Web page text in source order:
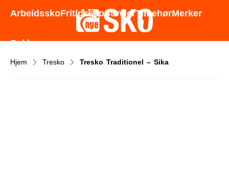
Godt utvalg - Gode priser - Rask levering
ArbeidsskoFritidsskoStøvlerTilbehørMerker
Sokker
Hjem Tresko Tresko Traditionel – Sika